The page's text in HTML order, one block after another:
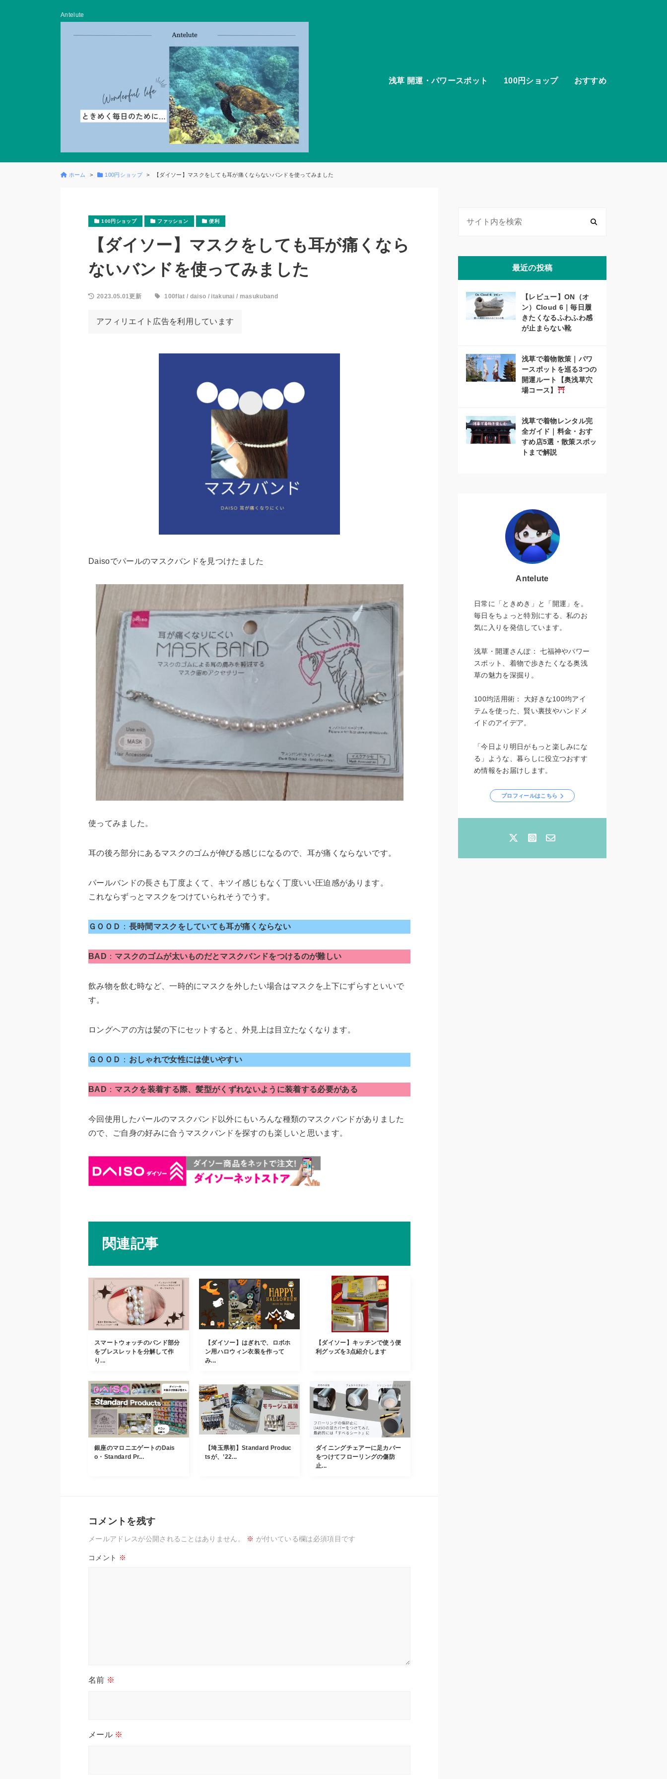
Antelute
浅草 開運・パワースポット 100円ショップ おすすめ
ホーム 100円ショップ 【ダイソー】マスクをしても耳が痛くならないバンドを使ってみました
100円ショップ ファッション 便利
【ダイソー】マスクをしても耳が痛くなら
ないバンドを使ってみました
2023.05.01更新 100flat / daiso / itakunai / masukuband
アフィリエイト広告を利用しています
Daisoでパールのマスクバンドを見つけたました
使ってみました。
耳の後ろ部分にあるマスクのゴムが伸びる感じになるので、耳が痛くならないです。
パールバンドの長さも丁度よくて、キツイ感じもなく丁度いい圧迫感があります。
これならずっとマスクをつけていられそうでうす。
ＧＯＯＤ ： 長時間マスクをしていても耳が痛くならない
BAD ： マスクのゴムが太いものだとマスクバンドをつけるのが難しい
飲み物を飲む時など、一時的にマスクを外したい場合はマスクを上下にずらすといいで
す。
ロングヘアの方は髪の下にセットすると、外見上は目立たなくなります。
ＧＯＯＤ ： おしゃれで女性には使いやすい
BAD ： マスクを装着する際、髪型がくずれないように装着する必要がある
今回使用したパールのマスクバンド以外にもいろんな種類のマスクバンドがありました
ので、ご自身の好みに合うマスクバンドを探すのも楽しいと思います。
関連記事
スマートウォッチのバンド部分
をブレスレットを分解して作
り...
【ダイソー】はぎれで、ロボホ
ン用ハロウィン衣装を作って
み...
【ダイソー】キッチンで使う便
利グッズを3点紹介します
銀座のマロニエゲートのDais
o・Standard Pr...
【埼玉県初】Standard Produc
tsが、’22...
ダイニングチェアーに足カバー
をつけてフローリングの傷防
止...
コメントを残す
メールアドレスが公開されることはありません。 ※ が付いている欄は必須項目です
コメント ※
名前 ※
メール ※
最近の投稿
【レビュー】ON（オ
ン）Cloud 6｜毎日履
きたくなるふわふわ感
が止まらない靴
浅草で着物散策｜パワ
ースポットを巡る3つの
開運ルート【奥浅草穴
場コース】
浅草で着物レンタル完
全ガイド｜料金・おす
すめ店5選・散策スポッ
トまで解説
Antelute
日常に「ときめき」と「開運」を。
毎日をちょっと特別にする、私のお
気に入りを発信しています。
浅草・開運さんぽ： 七福神やパワー
スポット、着物で歩きたくなる奥浅
草の魅力を深掘り。
100均活用術： 大好きな100均アイ
テムを使った、賢い裏技やハンドメ
イドのアイデア。
「今日より明日がもっと楽しみにな
る」ような、暮らしに役立つおすす
め情報をお届けします。
プロフィールはこちら